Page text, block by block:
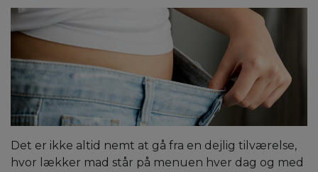
Det er ikke altid nemt at gå fra en dejlig tilværelse,
hvor lækker mad står på menuen hver dag og med